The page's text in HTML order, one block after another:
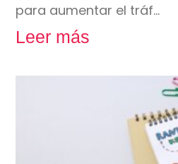
para aumentar el tráf…
Leer más